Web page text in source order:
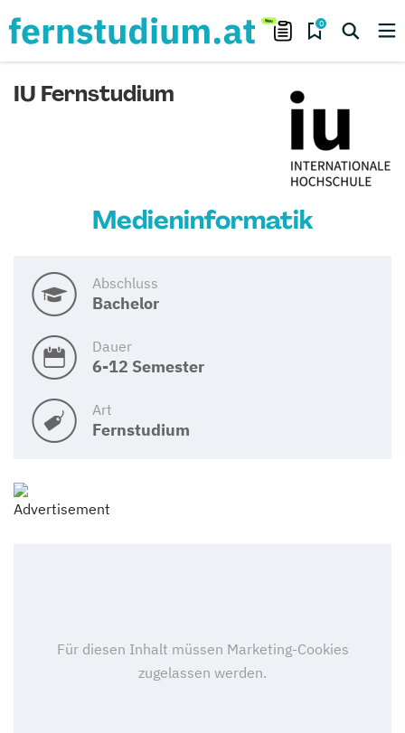
0
IU Fernstudium
Medieninformatik
Abschluss
Bachelor
Dauer
6-12 Semester
Art
Fernstudium